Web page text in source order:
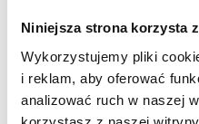
Niniejsza strona korzysta
Wykorzystujemy pliki
i reklam, aby oferować
analizować ruch w naszej
korzystasz z naszej